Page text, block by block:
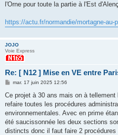
l'Orne pour toute la partie à l'Est
https://actu.fr/normandie/mortagne-au-
JOJO
Voie Express
Re: [ N12 ] Mise en VE entre
M
s
a
g
mar. 17 juin 2025 12:56
Ce projet à 30 ans mais on à
refaire toutes les procédures
environnementales. Avec en prime
été saucissonnée les deux sections
distincts donc il faut faire 2